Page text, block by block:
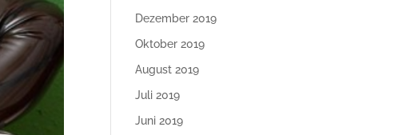
Dezember 2019
Oktober 2019
August 2019
Juli 2019
Juni 2019